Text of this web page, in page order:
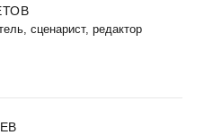
сценарист, редактор